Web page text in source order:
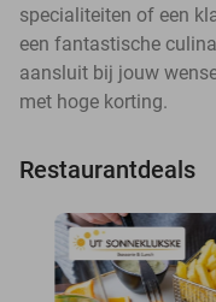
specialiteiten of een
een fantastische
aansluit bij jouw
met hoge korting.
Restaurantdeals